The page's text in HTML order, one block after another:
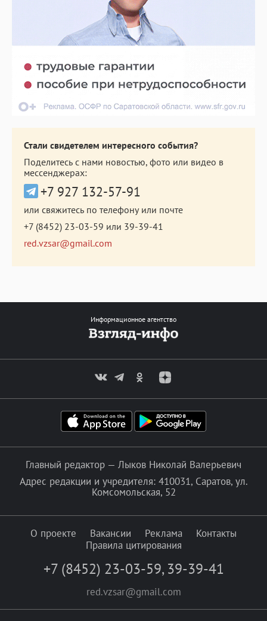
Стали свидетелем интересного события?
Поделитесь с нами новостью, фото или видео в
мессенджерах:
+7 927 132-57-91
или свяжитесь по телефону или почте
+7 (8452) 23-03-59 или 39-39-41
red.vzsar@gmail.com
Информационное агентство
Главный редактор — Лыков Николай Валерьевич
Адрес редакции и учредителя: 410031, Саратов, ул.
Комсомольская, 52
О проекте Вакансии Реклама
Контакты
Правила цитирования
+7 (8452) 23-03-59, 39-39-41
red.vzsar@gmail.com